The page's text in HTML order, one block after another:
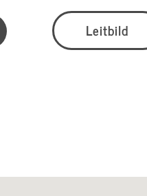
Leitbild